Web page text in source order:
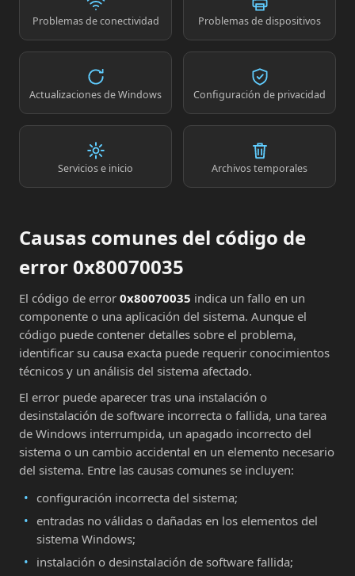
Problemas de conectividad Problemas de dispositivos
Actualizaciones de Windows Configuración de privacidad
Servicios e inicio Archivos temporales
Causas comunes del código de
error 0x80070035
El código de error 0x80070035 indica un fallo en un
componente o una aplicación del sistema. Aunque el
código puede contener detalles sobre el problema,
identificar su causa exacta puede requerir conocimientos
técnicos y un análisis del sistema afectado.
El error puede aparecer tras una instalación o
desinstalación de software incorrecta o fallida, una tarea
de Windows interrumpida, un apagado incorrecto del
sistema o un cambio accidental en un elemento necesario
del sistema. Entre las causas comunes se incluyen:
configuración incorrecta del sistema;
entradas no válidas o dañadas en los elementos del
sistema Windows;
instalación o desinstalación de software fallida;